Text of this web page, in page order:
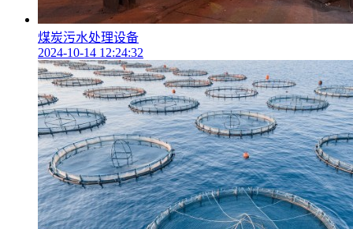
煤炭污水处理设备
2024-10-14 12:24:32